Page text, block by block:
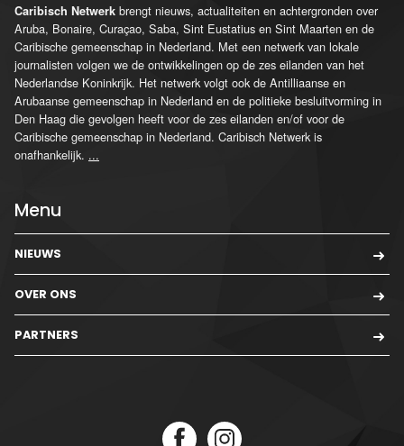
Caribisch Netwerk brengt nieuws, actualiteiten en achtergronden over
Aruba, Bonaire, Curaçao, Saba, Sint Eustatius en Sint Maarten en de
Caribische gemeenschap in Nederland. Met een netwerk van lokale
journalisten volgen we de ontwikkelingen op de zes eilanden van het
Nederlandse Koninkrijk. Het netwerk volgt ook de Antilliaanse en
Arubaanse gemeenschap in Nederland en de politieke besluitvorming in
Den Haag die gevolgen heeft voor de zes eilanden en/of voor de
Caribische gemeenschap in Nederland. Caribisch Netwerk is
onafhankelijk. ...
Menu
NIEUWS
OVER ONS
PARTNERS